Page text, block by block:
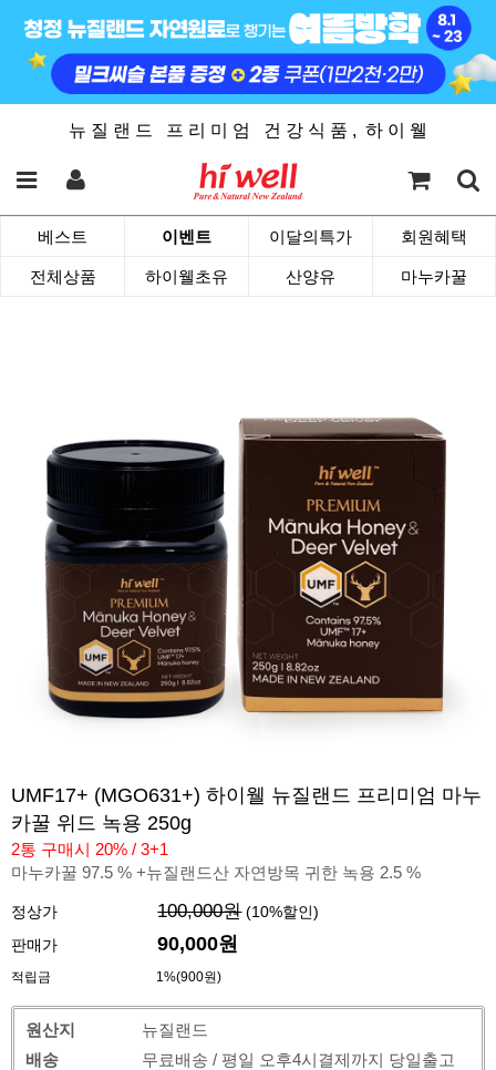
뉴 질 랜 드 프 리 미 엄 건 강 식 품 , 하 이 웰
베스트 이벤트 이달의특가 회원혜택
전체상품 하이웰초유 산양유 마누카꿀
UMF17+ (MGO631+) 하이웰 뉴질랜드 프리미엄 마누
카꿀 위드 녹용 250g
2통 구매시 20% / 3+1
마누카꿀 97.5 % +뉴질랜드산 자연방목 귀한 녹용 2.5 %
정상가 100,000원 (10%할인)
판매가
90,000원
적립금 1%(900원)
원산지
뉴질랜드
배송
무료배송 / 평일 오후4시결제까지 당일출고